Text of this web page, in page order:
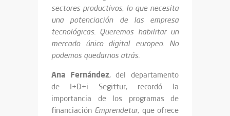
sectores productivos, lo que necesita
una potenciación de las empresa
tecnológicas. Queremos habilitar un
mercado único digital europeo. No
podemos quedarnos atrás.
Ana Fernández, del departamento
de I+D+i Segittur, recordó la
importancia de los programas de
financiación Emprendetur, que ofrece